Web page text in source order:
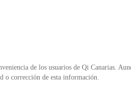
de los usuarios de Qi Canarias.
o corrección de esta información.